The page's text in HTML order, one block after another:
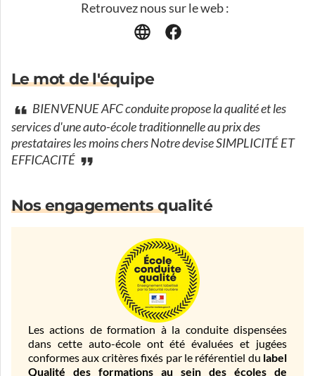
Retrouvez nous sur le web :
Le mot de l'équipe
BIENVENUE AFC conduite propose la qualité et les
services d'une auto-école traditionnelle au prix des
prestataires les moins chers Notre devise SIMPLICITÉ ET
EFFICACITÉ
Nos engagements qualité
Les actions de formation à la conduite dispensées
dans cette auto-école ont été évaluées et jugées
conformes aux critères fixés par le référentiel du label
Qualité des formations au sein des écoles de